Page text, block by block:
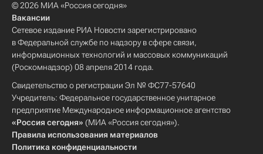
© 2026 МИА «Россия сегодня»
Вакансии
Сетевое издание РИА Новости зарегистрировано
в Федеральной службе по надзору в сфере связи,
информационных технологий и массовых коммуникаций
(Роскомнадзор) 08 апреля 2014 года.
Свидетельство о регистрации Эл № ФС77-57640
Учредитель: Федеральное государственное унитарное
предприятие Международное информационное агентство
«Россия сегодня» (МИА «Россия сегодня»).
Правила использования материалов
Политика конфиденциальности